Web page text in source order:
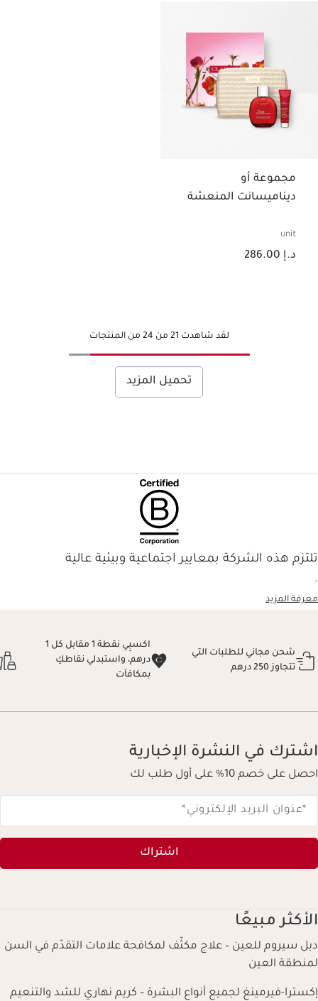
مجموعة أو
ديناميسانت المنعشة
unit
السعر الحالي هو د.إ 286.00
د.إ 286.00
لقد شاهدت 21 من 24 من المنتجات
تحميل المزيد
تلتزم هذه الشركة بمعايير اجتماعية وبيئية عالية
.
معرفة المزيد
شحن مجاني للطلبات التي
تتجاوز 250 درهم
اكسبِي نقطة 1 مقابل كل 1
درهم، واستبدلي نقاطكِ
بمكافآت
اشترك في النشرة الإخبارية
احصل على خصم 10% على أول طلب لك
*عنوان البريد الإلكتروني *
اشتراك
الأكثر مبيعًا
دبل سيروم للعين – علاج مكثّف لمكافحة علامات التقدّم في السن
لمنطقة العين
إكسترا-فيرمينغ لجميع أنواع البشرة – كريم نهاري للشد والتنعيم